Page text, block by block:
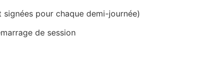
signées pour chaque demi-journée)
de session